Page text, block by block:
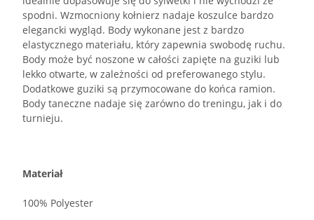
spodni. Wzmocniony kołnierz nadaje koszulce bardzo
elegancki wygląd. Body wykonane jest z bardzo
elastycznego materiału, który zapewnia swobodę ruchu.
Body może być noszone w całości zapięte na guziki lub
lekko otwarte, w zależności od preferowanego stylu.
Dodatkowe guziki są przymocowane do końca ramion.
Body taneczne nadaje się zarówno do treningu, jak i do
turnieju.
Materiał
100% Polyester